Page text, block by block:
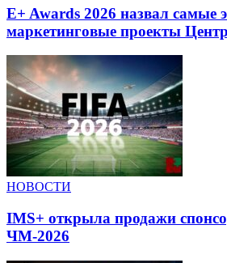
E+ Awards 2026 назвал самые
маркетинговые проекты
НОВОСТИ
IMS+ открыла продажи
ЧМ-2026